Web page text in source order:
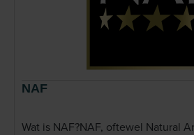
NAF
Wat is NAF?NAF, oftewel Natural